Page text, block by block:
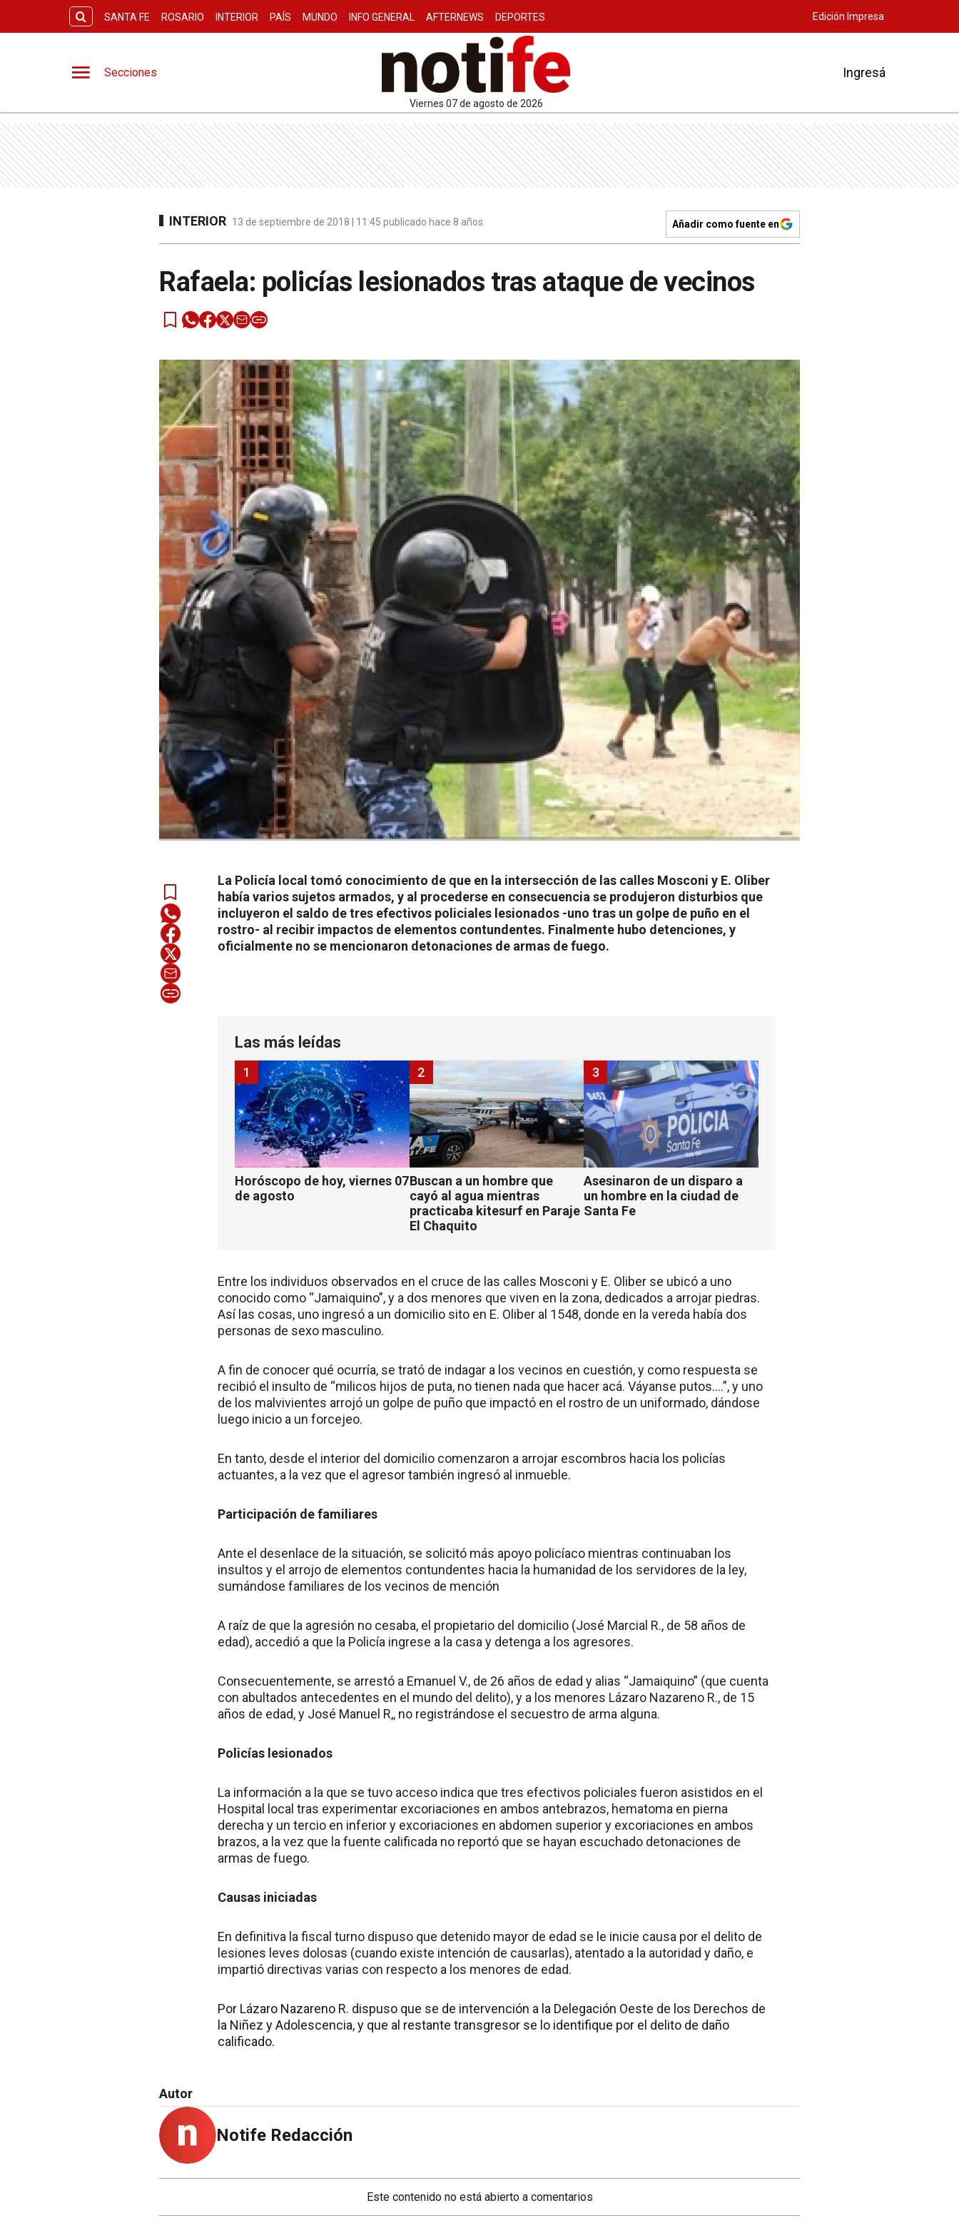
SANTA FE ROSARIO INTERIOR PAÍS MUNDO INFO GENERAL AFTERNEWS DEPORTES Edición Impresa
Secciones
viernes 07 de agosto de 2026
Ingresá
INTERIOR 13 de septiembre de 2018 | 11:45 publicado hace 8 años Añadir como fuente en
Rafaela: policías lesionados tras ataque de vecinos
La Policía local tomó conocimiento de que en la intersección de las calles Mosconi y E. Oliber
había varios sujetos armados, y al procederse en consecuencia se produjeron disturbios que
incluyeron el saldo de tres efectivos policiales lesionados -uno tras un golpe de puño en el
rostro- al recibir impactos de elementos contundentes. Finalmente hubo detenciones, y
oficialmente no se mencionaron detonaciones de armas de fuego.
Las más leídas
Horóscopo de hoy, viernes 07
de agosto
1
Buscan a un hombre que
cayó al agua mientras
practicaba kitesurf en Paraje
El Chaquito
2
Asesinaron de un disparo a
un hombre en la ciudad de
Santa Fe
3
Entre los individuos observados en el cruce de las calles Mosconi y E. Oliber se ubicó a uno
conocido como “Jamaiquino”, y a dos menores que viven en la zona, dedicados a arrojar piedras.
Así las cosas, uno ingresó a un domicilio sito en E. Oliber al 1548, donde en la vereda había dos
personas de sexo masculino.
A fin de conocer qué ocurría, se trató de indagar a los vecinos en cuestión, y como respuesta se
recibió el insulto de “milicos hijos de puta, no tienen nada que hacer acá. Váyanse putos….”, y uno
de los malvivientes arrojó un golpe de puño que impactó en el rostro de un uniformado, dándose
luego inicio a un forcejeo.
En tanto, desde el interior del domicilio comenzaron a arrojar escombros hacia los policías
actuantes, a la vez que el agresor también ingresó al inmueble.
Participación de familiares
Ante el desenlace de la situación, se solicitó más apoyo policíaco mientras continuaban los
insultos y el arrojo de elementos contundentes hacia la humanidad de los servidores de la ley,
sumándose familiares de los vecinos de mención
A raíz de que la agresión no cesaba, el propietario del domicilio (José Marcial R., de 58 años de
edad), accedió a que la Policía ingrese a la casa y detenga a los agresores.
Consecuentemente, se arrestó a Emanuel V., de 26 años de edad y alias “Jamaiquino” (que cuenta
con abultados antecedentes en el mundo del delito), y a los menores Lázaro Nazareno R., de 15
años de edad, y José Manuel R,, no registrándose el secuestro de arma alguna.
Policías lesionados
La información a la que se tuvo acceso indica que tres efectivos policiales fueron asistidos en el
Hospital local tras experimentar excoriaciones en ambos antebrazos, hematoma en pierna
derecha y un tercio en inferior y excoriaciones en abdomen superior y excoriaciones en ambos
brazos, a la vez que la fuente calificada no reportó que se hayan escuchado detonaciones de
armas de fuego.
Causas iniciadas
En definitiva la fiscal turno dispuso que detenido mayor de edad se le inicie causa por el delito de
lesiones leves dolosas (cuando existe intención de causarlas), atentado a la autoridad y daño, e
impartió directivas varias con respecto a los menores de edad.
Por Lázaro Nazareno R. dispuso que se de intervención a la Delegación Oeste de los Derechos de
la Niñez y Adolescencia, y que al restante transgresor se lo identifique por el delito de daño
calificado.
Autor
Notife Redacción
Este contenido no está abierto a comentarios